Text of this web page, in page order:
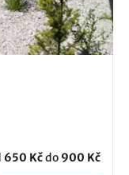
650 Kčdo 900 Kč